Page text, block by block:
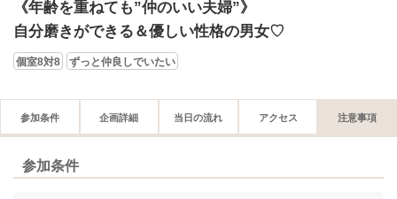
《年齢を重ねても”仲のいい夫婦”》
自分磨きができる＆優しい性格の男女♡
個室8対8 ずっと仲良しでいたい
参加条件 企画詳細 当日の流れ アクセス 注意事項
参加条件